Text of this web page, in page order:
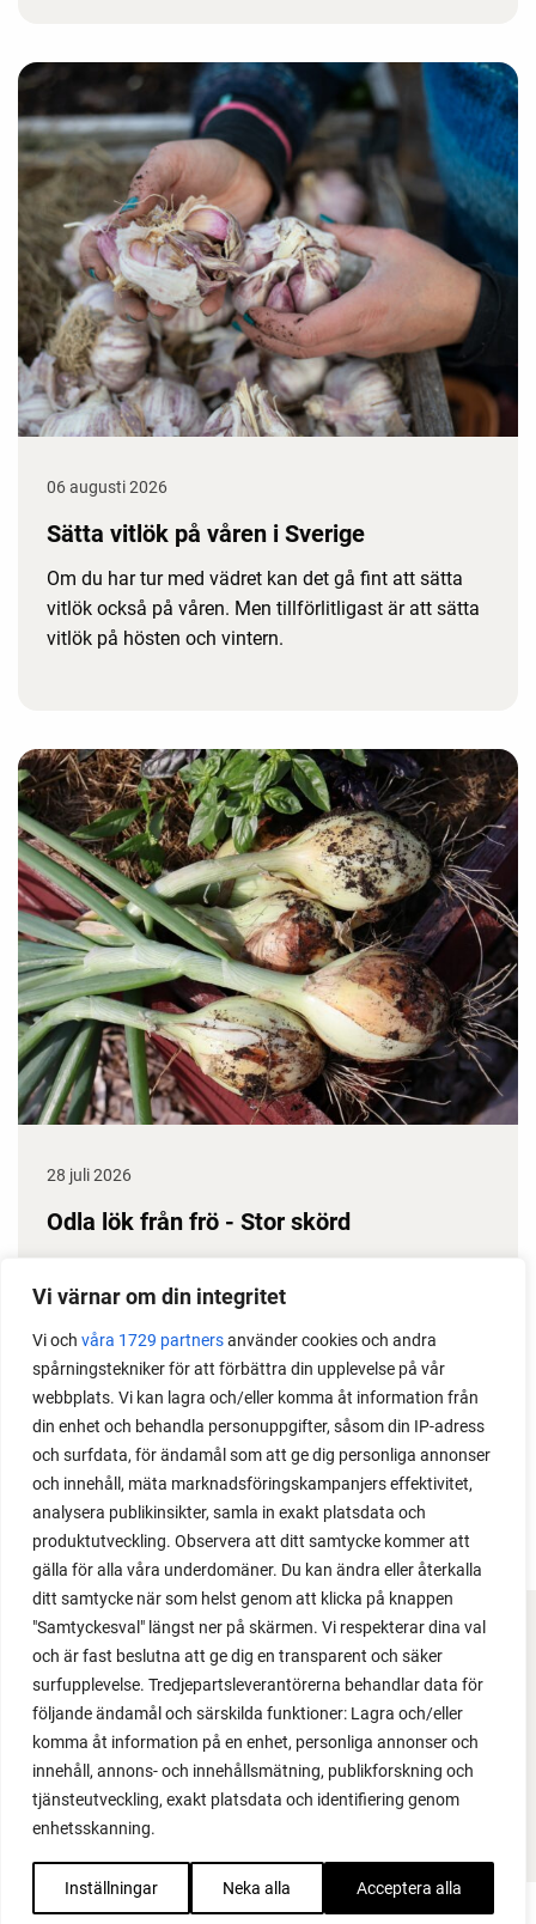
Vi värnar om din integritet
Vi och våra 1729 partnersanvänder cookies och andra
spårningstekniker för att förbättra din upplevelse på vår
webbplats. Vi kan lagra och/eller komma åt information från
din enhet och behandla personuppgifter, såsom din IP-adress
och surfdata, för ändamål som att ge dig personliga annonser
och innehåll, mäta marknadsföringskampanjers effektivitet,
analysera publikinsikter, samla in exakt platsdata och
produktutveckling. Observera att ditt samtycke kommer att
gälla för alla våra underdomäner. Du kan ändra eller återkalla
ditt samtycke när som helst genom att klicka på knappen
"Samtyckesval" längst ner på skärmen. Vi respekterar dina val
och är fast beslutna att ge dig en transparent och säker
surfupplevelse. Tredjepartsleverantörerna behandlar data för
följande ändamål och särskilda funktioner: Lagra och/eller
komma åt information på en enhet, personliga annonser och
innehåll, annons- och innehållsmätning, publikforskning och
tjänsteutveckling, exakt platsdata och identifiering genom
enhetsskanning.
Inställningar Neka alla Acceptera alla
06 augusti 2026
Sätta vitlök på våren i Sverige
Om du har tur med vädret kan det gå fint att sätta
vitlök också på våren. Men tillförlitligast är att sätta
vitlök på hösten och vintern.
28 juli 2026
Odla lök från frö - Stor skörd
under säsongen och få tips om hur du sår, skolar
FACEBOOK
YOUTUBE
INSTAGRAM